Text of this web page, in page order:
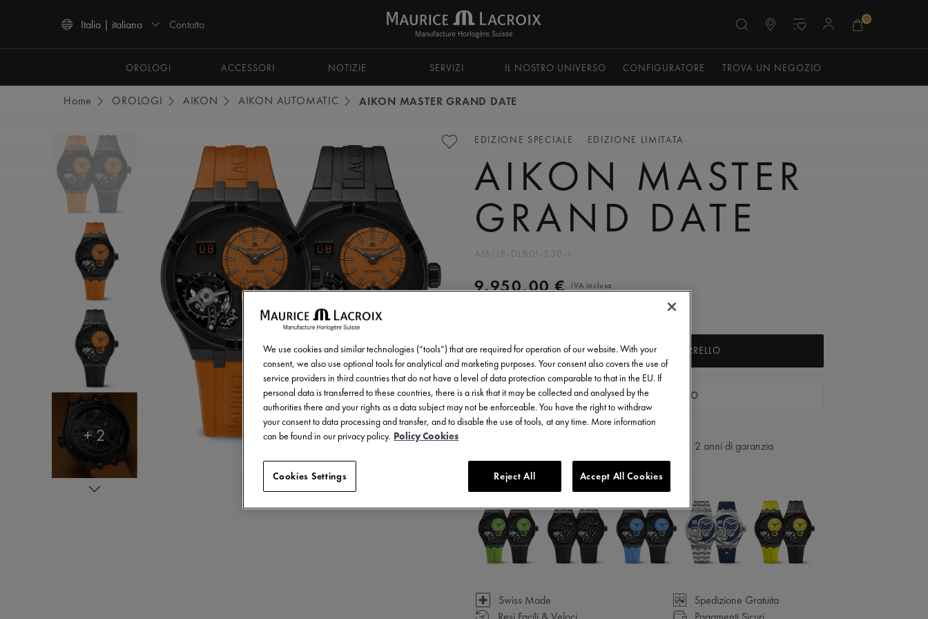
Italia | italiano Contatto 0
OROLOGI
ACCESSORI NOTIZIE SERVIZI IL NOSTRO UNIVERSO CONFIGURATORE TROVA UN NEGOZIO
Home OROLOGI AIKON AIKON AUTOMATIC AIKON MASTER GRAND DATE
+ 2
EDIZIONE SPECIALE EDIZIONE LIMITATA
AIKON MASTER
GRAND DATE
AI6118-DLB0J-530-J
9.950,00 € IVA inclusa
AGGIUNGI AL CARRELLO
TROVA UN NEGOZIO
2 anni di garanzia
Disponibile in 5 variazioni
Swiss Made
Spedizione Gratuita
We use cookies and similar technologies (“tools”) that are required for operation of our website. With your
consent, we also use optional tools for analytical and marketing purposes. Your consent also covers the use of
service providers in third countries that do not have a level of data protection comparable to that in the EU. If
personal data is transferred to these countries, there is a risk that it may be collected and analysed by the
authorities there and your rights as a data subject may not be enforceable. You have the right to withdraw
your consent to data processing and transfer, and to disable the use of tools, at any time. More information
can be found in our privacy policy. Policy Cookies
Reject All Accept All Cookies
Cookies Settings